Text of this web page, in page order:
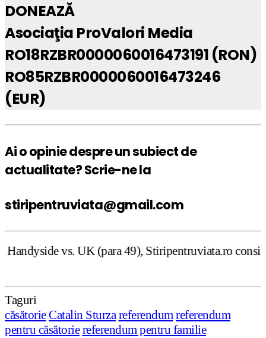
DONEAZĂ
Asociaţia ProValori Media
RO18RZBR0000060016473191 (RON)
RO85RZBR0000060016473246
(EUR)
Ai o opinie despre un subiect de
actualitate? Scrie-ne la
stiripentruviata@gmail.com
(para 49), Stiripentruviata.ro consideră că
Taguri
căsătorieCatalin Sturza referendumreferendum
pentru căsătorie referendum pentru familie